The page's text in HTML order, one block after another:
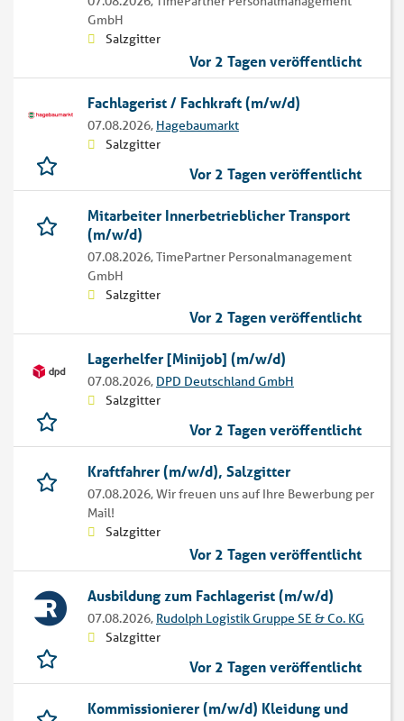
GmbH
Salzgitter
Vor 2 Tagen veröffentlicht
Fachlagerist / Fachkraft (m/w/d)
07.08.2026, Hagebaumarkt
Salzgitter
Vor 2 Tagen veröffentlicht
Mitarbeiter Innerbetrieblicher Transport
(m/w/d)
07.08.2026,TimePartner Personalmanagement
GmbH
Salzgitter
Vor 2 Tagen veröffentlicht
Lagerhelfer [Minijob] (m/w/d)
07.08.2026, DPD Deutschland GmbH
Salzgitter
Vor 2 Tagen veröffentlicht
Kraftfahrer (m/w/d), Salzgitter
07.08.2026,Wir freuen uns auf Ihre Bewerbung per
Mail!
Salzgitter
Vor 2 Tagen veröffentlicht
Ausbildung zum Fachlagerist (m/w/d)
07.08.2026, Rudolph Logistik Gruppe SE & Co. KG
Salzgitter
Vor 2 Tagen veröffentlicht
Kommissionierer (m/w/d) Kleidung und